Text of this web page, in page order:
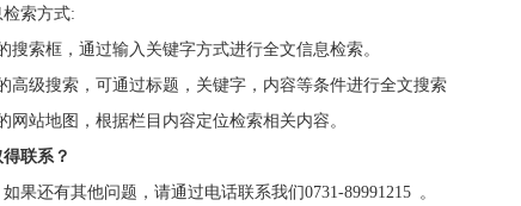
索方式:
搜索框，通过输入关键字方式进行全文信息检索。
高级搜索，可通过标题，关键字，内容等条件进行全文搜索
网站地图，根据栏目内容定位检索相关内容。
联系？
果还有其他问题，请通过电话联系我们0731-89991215 。